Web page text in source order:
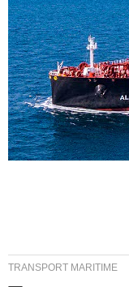
TRANSPORT MARITIME